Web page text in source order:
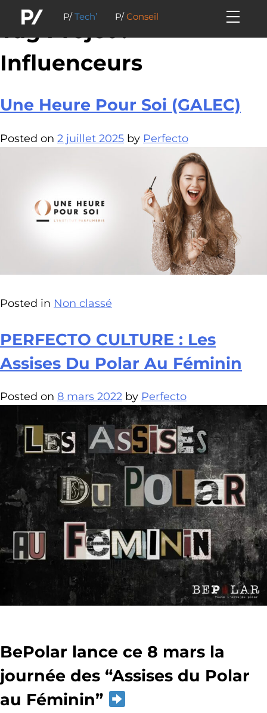
P/Tech’ P/Conseil
Tag Projet :
Influenceurs
Une Heure Pour Soi (GALEC)
Posted on 2 juillet 2025 by Perfecto
Posted in Non classé
PERFECTO CULTURE : Les
Assises Du Polar Au Féminin
Posted on 8 mars 2022 by Perfecto
BePolar lance ce 8 mars la
journée des “Assises du Polar
au Féminin”